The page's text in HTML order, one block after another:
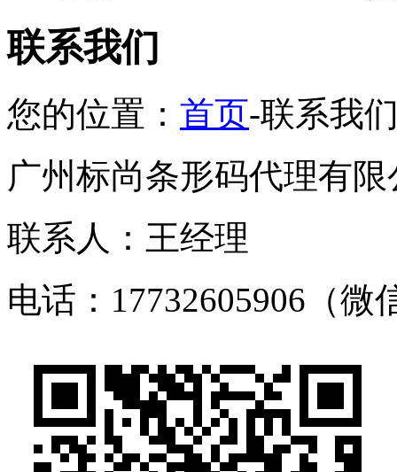
联系我们
您的位置： 首页-联系我
广州标尚条形码代理有限
联系人：王经理
电话：17732605906（微